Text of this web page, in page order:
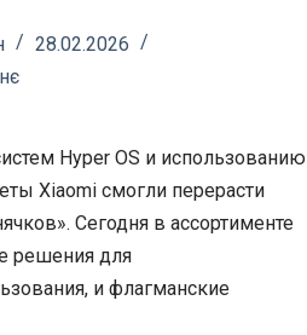
28.02.2026
Hyper OS и использованию
Xiaomi смогли перерасти
Сегодня в ассортименте
решения для
и флагманские